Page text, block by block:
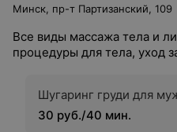
Минск, пр-т Партизанский, 109
Все виды массажа тела и
процедуры для тела, уход
Шугаринг груди для
30 руб./40 мин.